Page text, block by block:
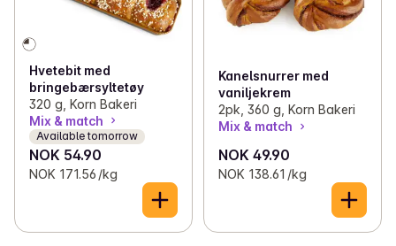
Hvetebit med
bringebærsyltetøy
320 g, Korn Bakeri
Mix & match
Available tomorrow
NOK 54.90
NOK 171.56 /kg
Kanelsnurrer med
vaniljekrem
2pk, 360 g, Korn Bakeri
Mix & match
NOK 49.90
NOK 138.61 /kg